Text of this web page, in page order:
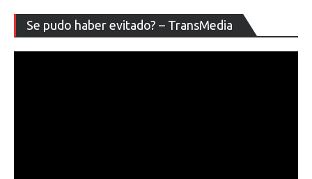
Se pudo haber evitado? – TransMedia
de